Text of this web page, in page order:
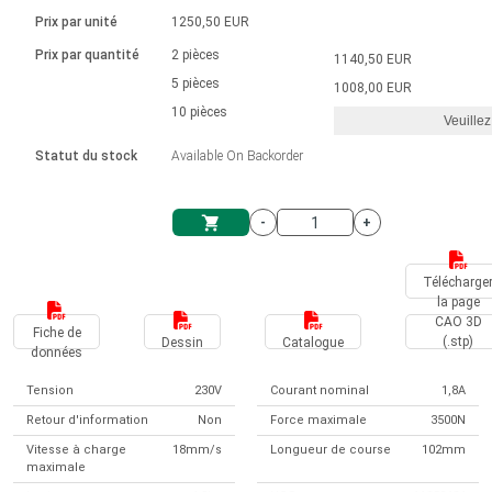
Système d'unité
Solénoïdes
Ø 28-42| 1-1400 rpm | <= 290Ncm
Contrôleur de moteur CC sans
Pilotes de moteurs à courant
continu à balais série DPWM
Pilotes de moteur pas à pas
Synchrone-Asynchrone | pour 1-4 actionneurs
Boîtes de contrôle
Synchrone-Asynchrone | pour 1-4 actionneurs
Français (EUR)
Norsk (NOK)
Suomi (EUR)
Svenska (SEK)
Prix par unité
Prix par quantité
Statut du stock
1250,50 EUR
2 pièces
5 pièces
10 pièces
Available On Backorder
1140,50 EUR
1008,00 EUR
- +
Télécharger
la page
Fiche de
données
Dessin Catalogue
CAO 3D
(.stp)
Tension 230V Courant nominal 1,8A
Retour d'information Non Force maximale 3500N
Vitesse à charge
maximale
18mm/s Longueur de course 102mm